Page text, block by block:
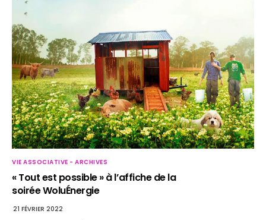
VIE ASSOCIATIVE - ARCHIVES
« Tout est possible » à l’affiche de la
soirée WoluÉnergie
21 FÉVRIER 2022